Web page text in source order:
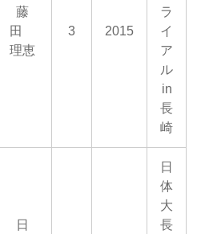
藤
田
理恵
3 2015
ラ
イ
ア
ル
in
長
崎
日
日
体
大
長